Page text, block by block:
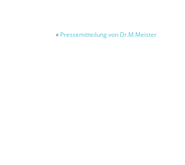
« Pressemitteilung von Dr.M.Meister